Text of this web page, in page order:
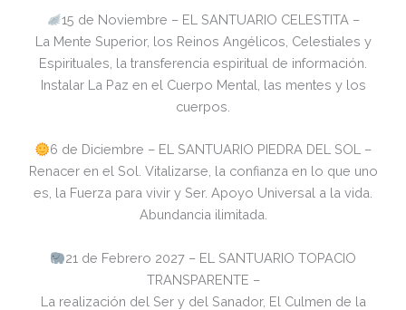
15 de Noviembre – EL SANTUARIO CELESTITA –
La Mente Superior, los Reinos Angélicos, Celestiales y
Espirituales, la transferencia espiritual de información.
Instalar La Paz en el Cuerpo Mental, las mentes y los
cuerpos.
6 de Diciembre – EL SANTUARIO PIEDRA DEL SOL –
Renacer en el Sol. Vitalizarse, la confianza en lo que uno
es, la Fuerza para vivir y Ser. Apoyo Universal a la vida.
Abundancia ilimitada.
21 de Febrero 2027 – EL SANTUARIO TOPACIO
TRANSPARENTE –
La realización del Ser y del Sanador, El Culmen de la